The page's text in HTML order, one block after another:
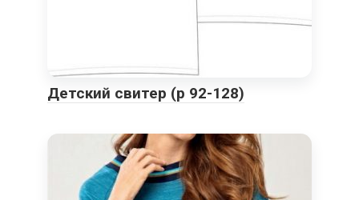
Детский свитер (р 92-128)